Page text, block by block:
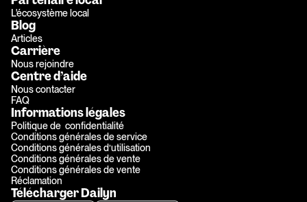
Télécharger Dailyn
L'écosystème local
Blog
Articles
Carrière
Nous rejoindre
Centre d’aide
Nous contacter
FAQ
Informations légales
Politique de  confidentialité
Conditions générales de service
Conditions générales d’utilisation
Conditions générales de vente
Réclamation
Conditions générales de vente